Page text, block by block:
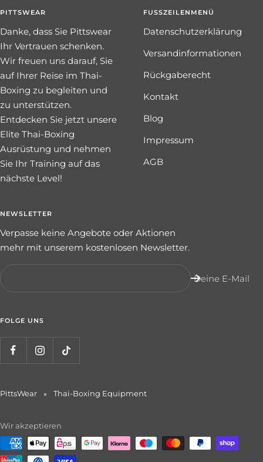
gehengehen
4
gehen
PITTSWEAR
Danke, dass Sie Pittswear
Ihr Vertrauen schenken.
Wir freuen uns darauf, Sie
auf Ihrer Reise im Thai-
Boxing zu begleiten und
zu unterstützen.
Entdecken Sie jetzt unsere
Elite Thai-Boxing
Ausrüstung und nehmen
Sie Ihr Training auf das
nächste Level!
FUSSZEILENMENÜ
Datenschutzerklärung
Versandinformationen
Rückgaberecht
Kontakt
Blog
Impressum
AGB
NEWSLETTER
Verpasse keine Angebote oder Aktionen
mehr mit unserem kostenlosen Newsletter.
Deine E-Mail
FOLGE UNS
PittsWear Thai-Boxing Equipment
Wir akzeptieren